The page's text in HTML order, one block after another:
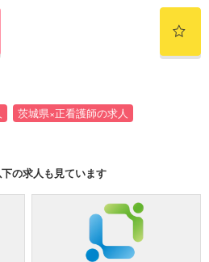
茨城県×正看護師の求人
の求人も見ています